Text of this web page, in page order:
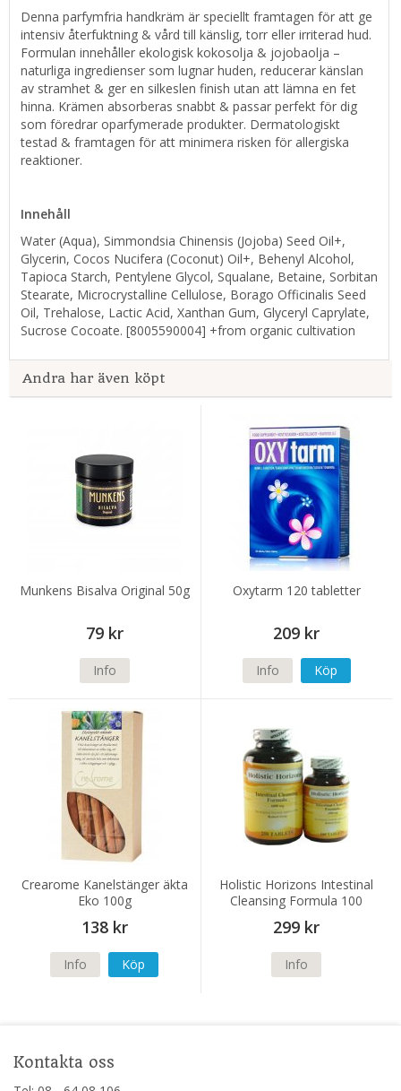
Denna parfymfria handkräm är speciellt framtagen för att ge
intensiv återfuktning & vård till känslig, torr eller irriterad hud.
Formulan innehåller ekologisk kokosolja & jojobaolja –
naturliga ingredienser som lugnar huden, reducerar känslan
av stramhet & ger en silkeslen finish utan att lämna en fet
hinna. Krämen absorberas snabbt & passar perfekt för dig
som föredrar oparfymerade produkter. Dermatologiskt
testad & framtagen för att minimera risken för allergiska
reaktioner.
Innehåll
Water (Aqua), Simmondsia Chinensis (Jojoba) Seed Oil+,
Glycerin, Cocos Nucifera (Coconut) Oil+, Behenyl Alcohol,
Tapioca Starch, Pentylene Glycol, Squalane, Betaine, Sorbitan
Stearate, Microcrystalline Cellulose, Borago Officinalis Seed
Oil, Trehalose, Lactic Acid, Xanthan Gum, Glyceryl Caprylate,
Sucrose Cocoate. [8005590004] +from organic cultivation
Andra har även köpt
Munkens Bisalva Original 50g
79 kr
Info
Oxytarm 120 tabletter
209 kr
Info Köp
Crearome Kanelstänger äkta
Eko 100g
138 kr
Info Köp
Holistic Horizons Intestinal
Cleansing Formula 100
tabletter
299 kr
Info
Kontakta oss